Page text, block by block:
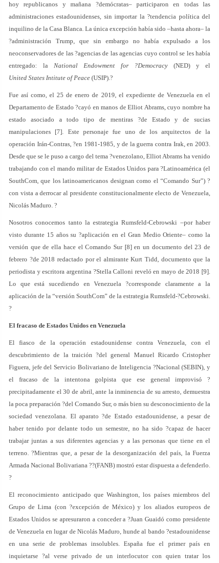
hoy republicanos y mañana ?demócratas– participaron en todas las
administraciones estadounidenses, sin importar la ?tendencia política del
inquilino de la Casa Blanca. La única excepción había sido –hasta ahora– la
?administración Trump, que sin embargo no había expulsado a los
neoconservadores de las ?agencias de las agencias cuyo control se les había
entregado: la National Endowment for ?Democracy (NED) y el
United States Intitute of Peace (USIP).?
Fue así como, el 25 de enero de 2019, el expediente de Venezuela en el
Departamento de Estado ?cayó en manos de Elliot Abrams, cuyo nombre ha
estado asociado a todo tipo de mentiras ?de Estado y de sucias
manipulaciones [7]. Este personaje fue uno de los arquitectos de la
operación Irán-Contras, ?en 1981-1985, y de la guerra contra Irak, en 2003.
Desde que se le puso a cargo del tema ?venezolano, Elliot Abrams ha venido
trabajando con el mando militar de Estados Unidos para ?Latinoamérica (el
SouthCom, que los latinoamericanos designan como el “Comando Sur”) ?
con vista a derrocar al presidente constitucionalmente electo de Venezuela,
Nicolás Maduro. ?
Nosotros conocemos tanto la estrategia Rumsfeld-Cebrowski –por haber
visto durante 15 años su ?aplicación en el Gran Medio Oriente– como la
versión que de ella hace el Comando Sur [8] en un documento del 23 de
febrero ?de 2018 redactado por el almirante Kurt Tidd, documento que la
periodista y escritora argentina ?Stella Calloni reveló en mayo de 2018 [9].
Lo que está sucediendo en Venezuela ?corresponde claramente a la
aplicación de la “versión SouthCom” de la estrategia Rumsfeld-?Cebrowski.
?
El fracaso de Estados Unidos en Venezuela
El fiasco de la operación estadounidense contra Venezuela, con el
descubrimiento de la traición ?del general Manuel Ricardo Cristopher
Figuera, jefe del Servicio Bolivariano de Inteligencia ?Nacional (SEBIN), y
el fracaso de la intentona golpista que ese general improvisó ?
precipitadamente el 30 de abril, ante la inminencia de su arresto, demuestra
la poca preparación ?del Comando Sur, o más bien su desconocimiento de la
sociedad venezolana. El aparato ?de Estado estadounidense, a pesar de
haber tenido por delante todo un semestre, no ha sido ?capaz de hacer
trabajar juntas a sus diferentes agencias y a las personas que tiene en el
terreno. ?Mientras que, a pesar de la desorganización del país, la Fuerza
Armada Nacional Bolivariana ??(FANB) mostró estar dispuesta a defenderlo.
?
El reconocimiento anticipado que Washington, los países miembros del
Grupo de Lima (con ?excepción de México) y los aliados europeos de
Estados Unidos se apresuraron a conceder a ?Juan Guaidó como presidente
de Venezuela en lugar de Nicolás Maduro, hunde al bando ?estadounidense
en una serie de problemas insolubles. España fue el primer país en
inquietarse ?al verse privado de un interlocutor con quien tratar los